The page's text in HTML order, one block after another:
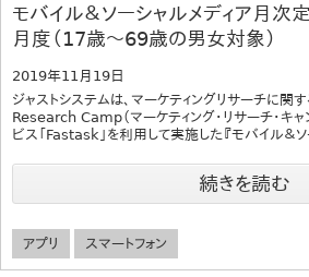
モバイル＆ソーシャルメディア月
月度（17歳～69歳の男女対象）
2019年11月19日
ジャストシステムは、マーケティングリサーチに関
Research Camp（マーケティング・リサーチ・キャ
ビス「Fastask」を利用して実施した『モバイル＆
続きを読む
アプリ スマートフォン